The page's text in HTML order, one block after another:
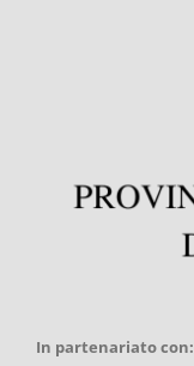
In partenariato con: